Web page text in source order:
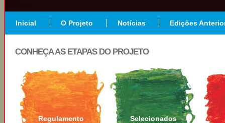
Inicial O Projeto Notícias Edições
CONHEÇA AS ETAPAS DO PROJETO
Regulamento Selecionados